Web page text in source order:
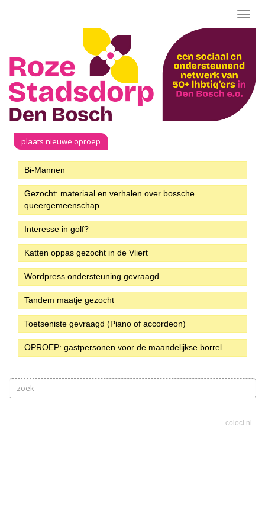
plaats nieuwe oproep
Bi-Mannen
Gezocht: materiaal en verhalen over bossche
queergemeenschap
Interesse in golf?
Katten oppas gezocht in de Vliert
Wordpress ondersteuning gevraagd
Tandem maatje gezocht
Toetseniste gevraagd (Piano of accordeon)
OPROEP: gastpersonen voor de maandelijkse borrel
coloci.nl